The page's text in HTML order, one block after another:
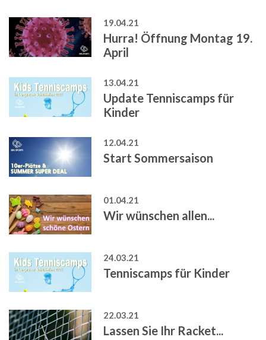
19.04.21
Hurra! Öffnung Montag 19.
April
13.04.21
Update Tenniscamps für
Kinder
12.04.21
Start Sommersaison
01.04.21
Wir wünschen allen...
24.03.21
Tenniscamps für Kinder
22.03.21
Lassen Sie Ihr Racket...